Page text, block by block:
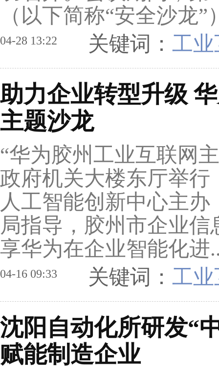
（以下简称“安全沙龙
04-28 13:22 关键词： 工
助力企业转型升级
主题沙龙
“华为胶州工业互联网
政府机关大楼东厅举
人工智能创新中心主
局指导，胶州市企业
享华为在企业智能化进
04-16 09:33 关键词： 工
沈阳自动化所研发“
赋能制造企业